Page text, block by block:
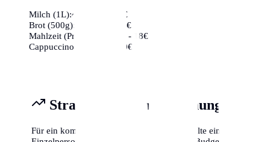
Milch (1L):~1,10€ - 1,40€
Brot (500g):
~2,50€ - 4,00€
Mahlzeit (Preiswert):
~12€ - 18€
Cappuccino:
~3,50€ - 5,00€
Strategische Finanzplanung
Für ein komfortables Leben in Augsburg sollte eine